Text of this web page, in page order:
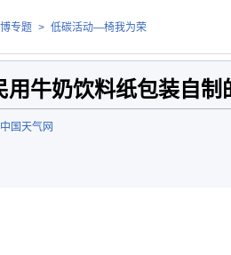
专题 > 低碳活动—椅我为荣
用牛奶饮料纸包装自制
中国天气网